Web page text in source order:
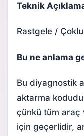
Teknik
Rastgele /
Bu ne anlama
Bu diyagnostik
aktarma
çünkü tüm araç
için geçerlidir,